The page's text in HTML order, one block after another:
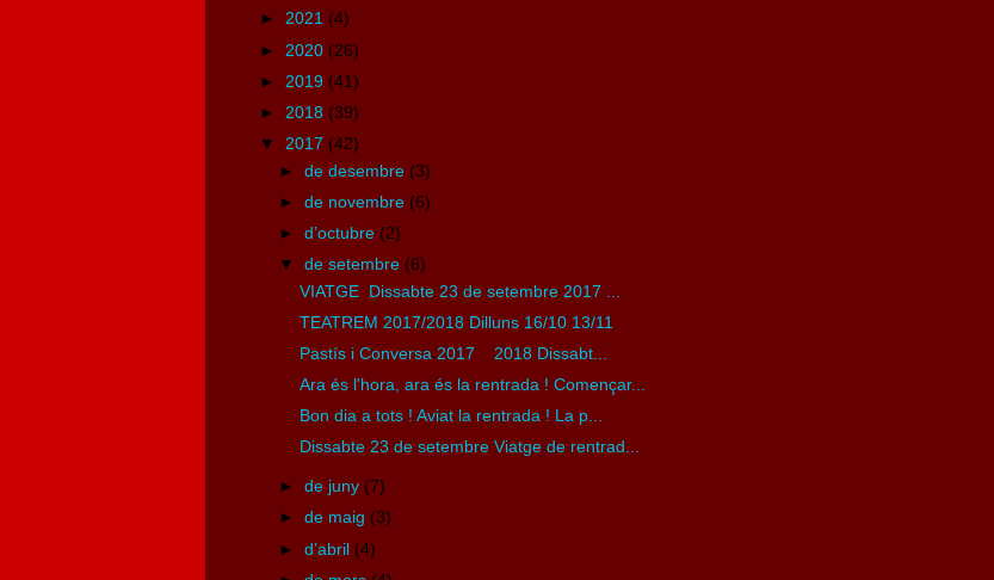
► 2021 (4)
► 2020 (26)
► 2019 (41)
► 2018 (39)
▼ 2017 (42)
►de desembre (3)
►de novembre (6)
►d’octubre (2)
▼de setembre (6)
VIATGE Dissabte 23 de setembre 2017 ...
TEATREM 2017/2018 Dilluns 16/10 13/11
Pastís i Conversa 2017 2018 Dissabt...
Ara és l'hora, ara és la rentrada ! Començar...
Bon dia a tots ! Aviat la rentrada ! La p...
Dissabte 23 de setembre Viatge de rentrad...
►de juny (7)
►de maig (3)
►d’abril (4)